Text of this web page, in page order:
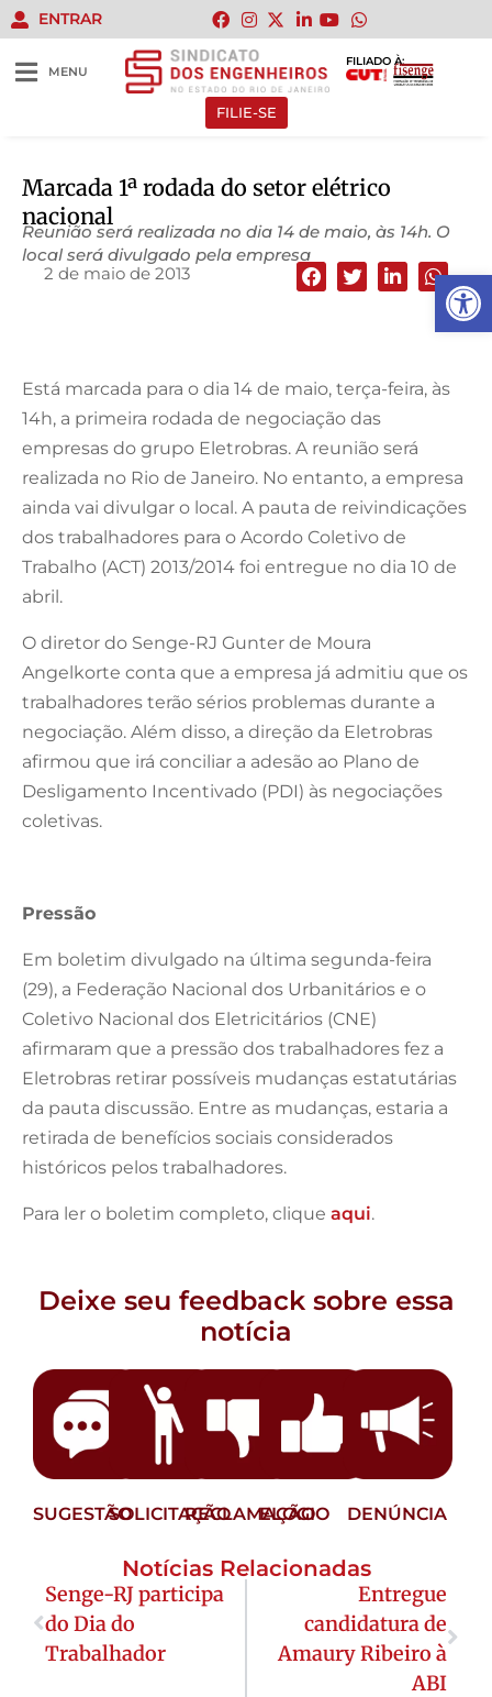
Abrir
ENTRAR
MENU
FILIADO À:
FILIE-SE
Marcada 1ª rodada do setor elétrico
nacional
Reunião será realizada no dia 14 de maio, às 14h. O
local será divulgado pela empresa
2 de maio de 2013
Está marcada para o dia 14 de maio, terça-feira, às
14h, a primeira rodada de negociação das
empresas do grupo Eletrobras. A reunião será
realizada no Rio de Janeiro. No entanto, a empresa
ainda vai divulgar o local. A pauta de reivindicações
dos trabalhadores para o Acordo Coletivo de
Trabalho (ACT) 2013/2014 foi entregue no dia 10 de
abril.
O diretor do Senge-RJ Gunter de Moura
Angelkorte conta que a empresa já admitiu que os
trabalhadores terão sérios problemas durante a
negociação. Além disso, a direção da Eletrobras
afirmou que irá conciliar a adesão ao Plano de
Desligamento Incentivado (PDI) às negociações
coletivas.
Pressão
Em boletim divulgado na última segunda-feira
(29), a Federação Nacional dos Urbanitários e o
Coletivo Nacional dos Eletricitários (CNE)
afirmaram que a pressão dos trabalhadores fez a
Eletrobras retirar possíveis mudanças estatutárias
da pauta discussão. Entre as mudanças, estaria a
retirada de benefícios sociais considerados
históricos pelos trabalhadores.
Para ler o boletim completo, clique aqui.
Deixe seu feedback sobre essa
notícia
SUGESTÃOSOLICITAÇÃORECLAMAÇÃO
ELOGIO DENÚNCIA
Notícias Relacionadas
Senge-RJ participa
do Dia do
Trabalhador
Entregue
candidatura de
Amaury Ribeiro à
ABI